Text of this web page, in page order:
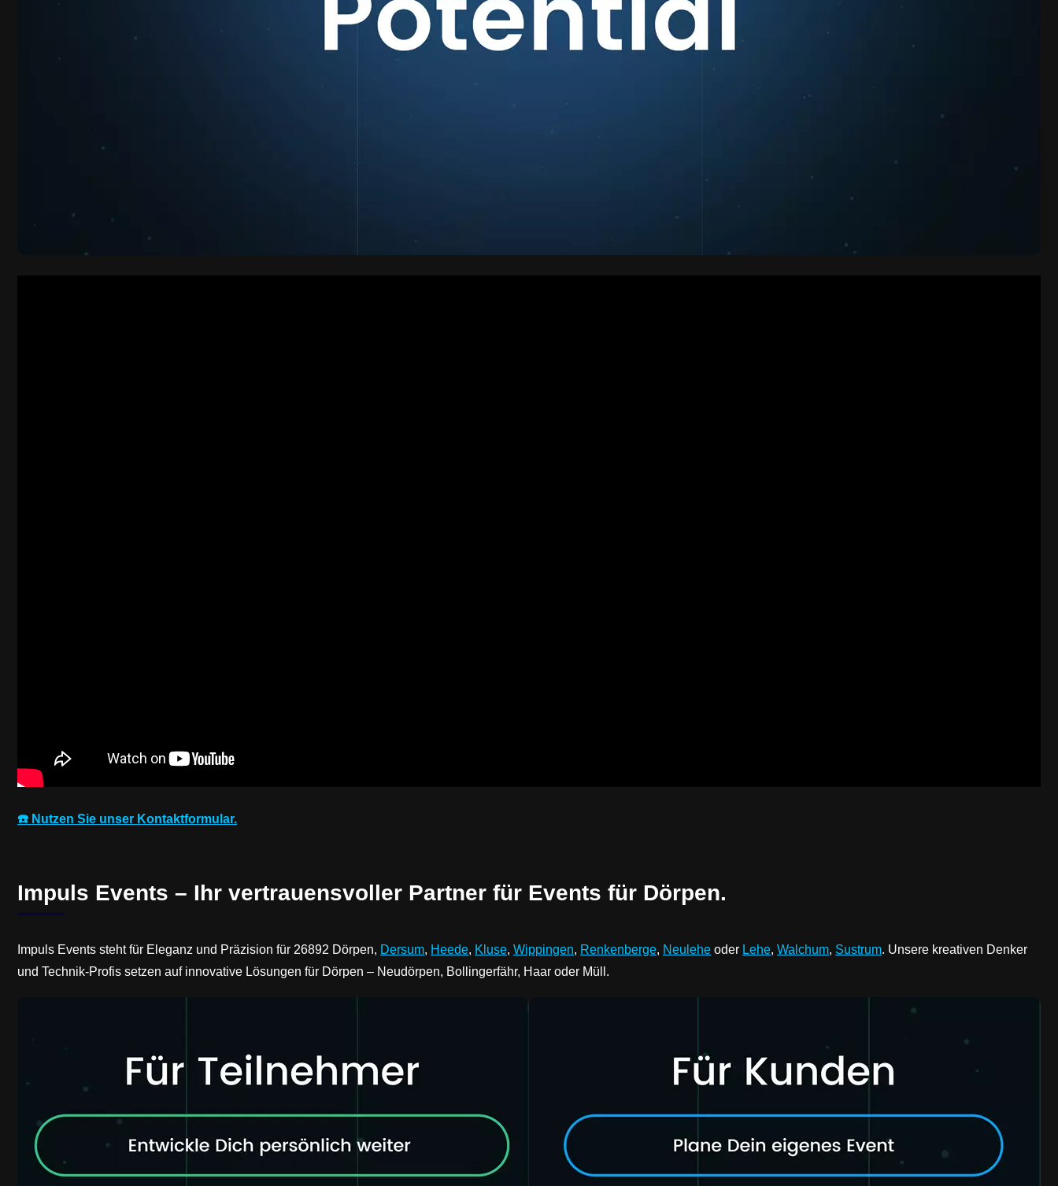
☎️ Nutzen Sie unser Kontaktformular.
Impuls Events – Ihr vertrauensvoller Partner für Events für Dörpen.
Impuls Events steht für Eleganz und Präzision für 26892 Dörpen, Dersum, Heede, Kluse, Wippingen, Renkenberge, Neulehe oder Lehe, Walchum, Sustrum. Unsere kreativen Denker
und Technik-Profis setzen auf innovative Lösungen für Dörpen – Neudörpen, Bollingerfähr, Haar oder Müll.